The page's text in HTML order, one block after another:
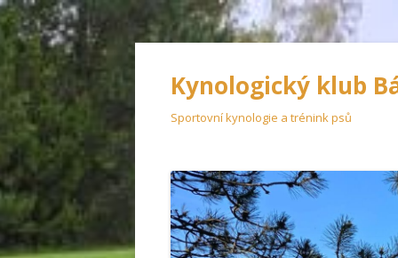
Kynologický klub
Sportovní kynologie a trénink psů